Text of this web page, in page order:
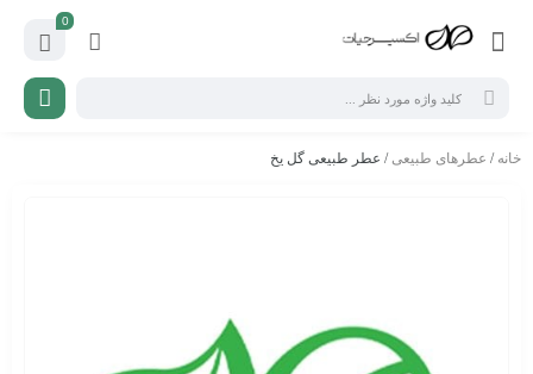
0
خانه / عطرهای طبیعی / عطر طبیعی گل یخ